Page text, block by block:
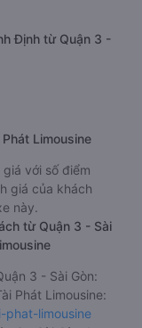
Định từ Quận 3 -
Limousine
với số điểm
giá của khách
này.
từ Quận 3 - Sài
3 - Sài Gòn:
Phát Limousine:
limousine